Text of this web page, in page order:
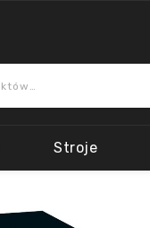
Stroje